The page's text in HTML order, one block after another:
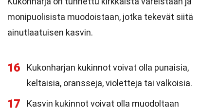
monipuolisista muodoistaan, jotka tekevät siitä
ainutlaatuisen kasvin.
16
Kukonharjan kukinnot voivat olla punaisia,
keltaisia, oransseja, violetteja tai valkoisia.
17
Kasvin kukinnot voivat olla muodoltaan